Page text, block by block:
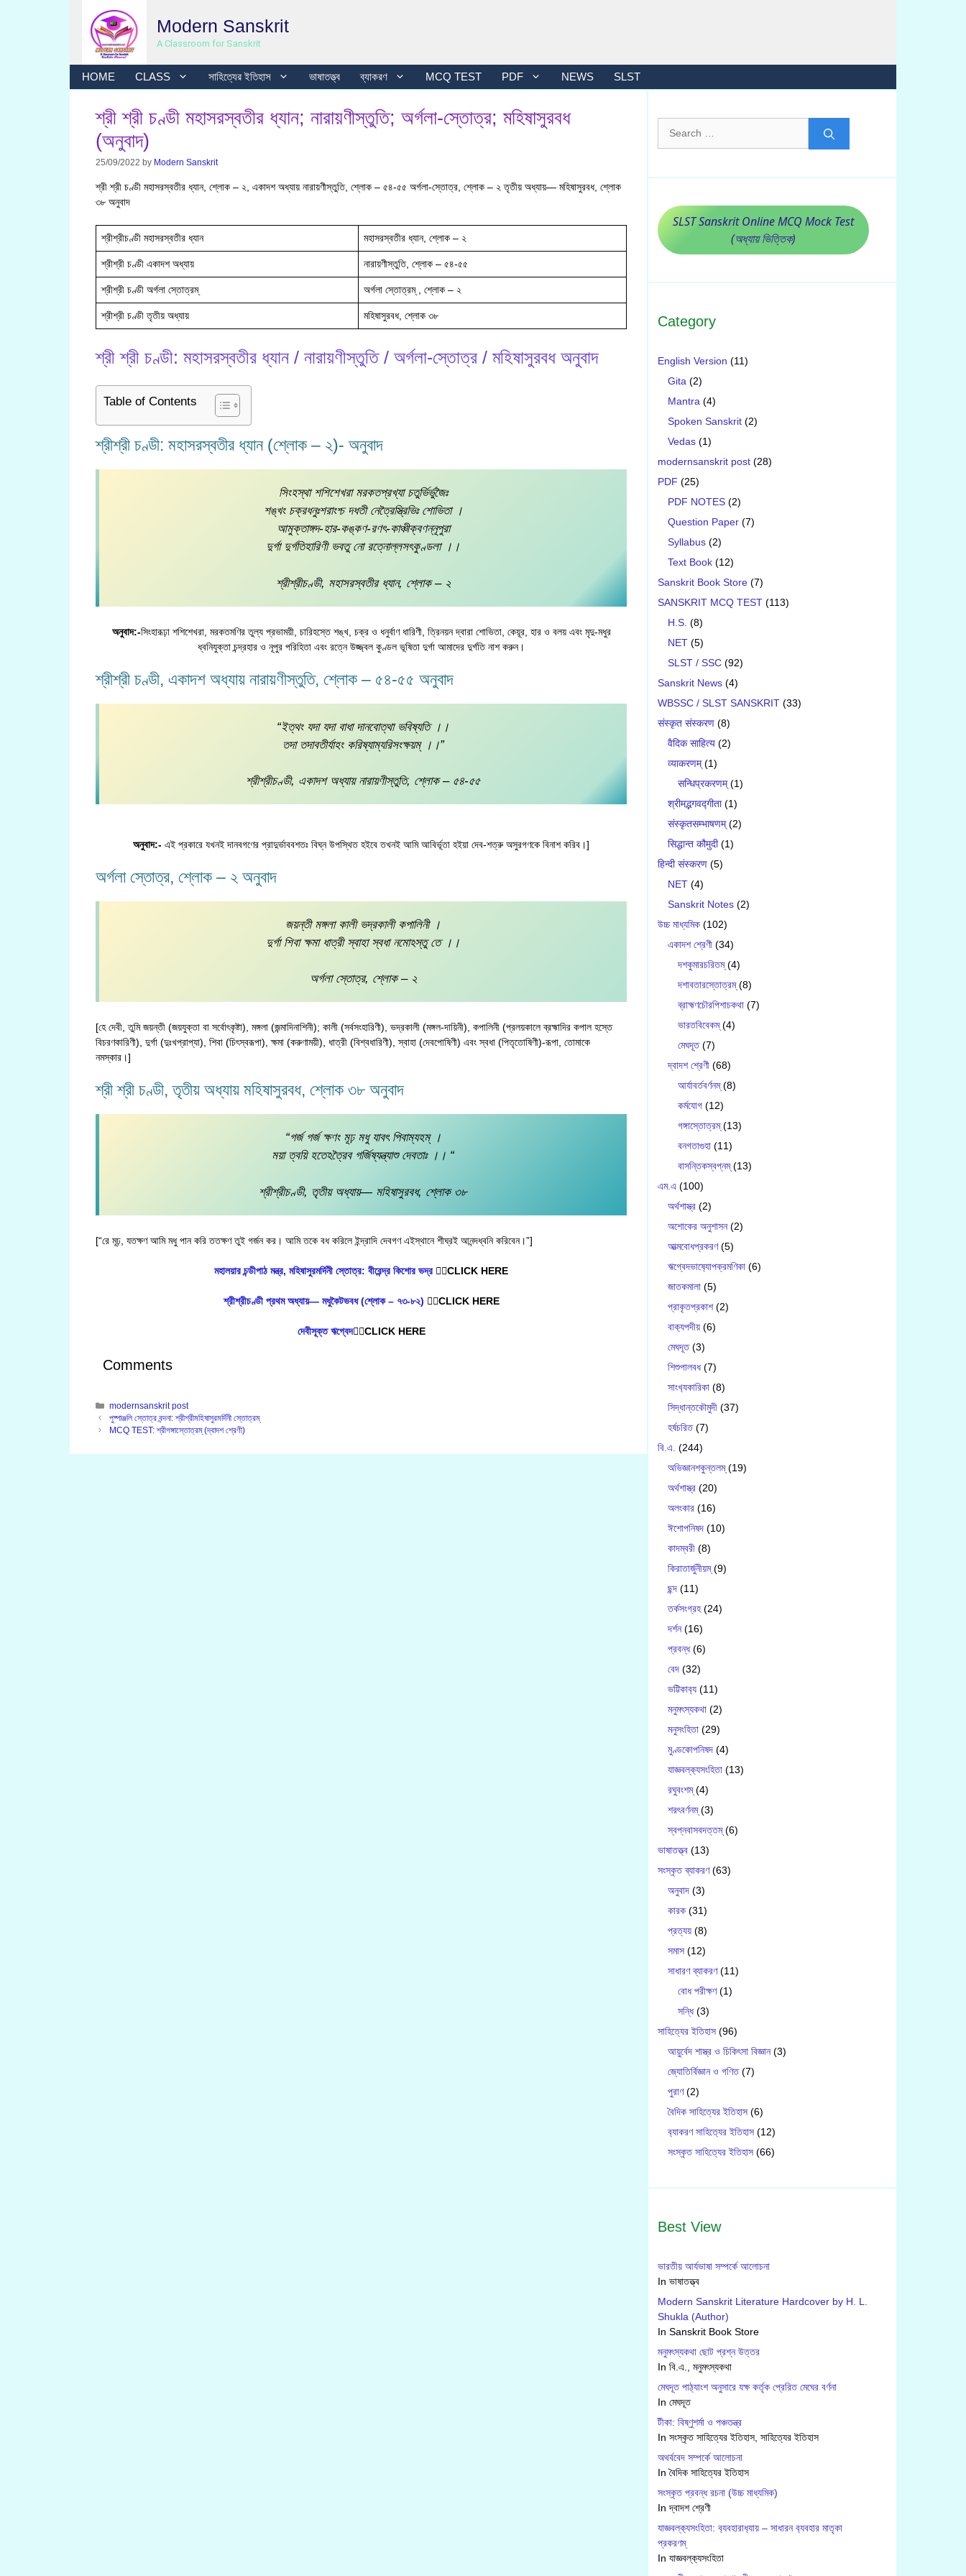
Modern Sanskrit
A Classroom for Sanskrit
HOME CLASS সাহিত্যের ইতিহাস ভাষাতত্ত্ব ব্যাকরণ MCQ TEST PDF NEWS SLST
শ্রী শ্রী চণ্ডী মহাসরস্বতীর ধ্যান; নারায়ণীস্তুতি; অর্গলা-স্তোত্র; মহিষাসুরবধ
(অনুবাদ)
25/09/2022 by Modern Sanskrit
শ্রী শ্রী চণ্ডী মহাসরস্বতীর ধ্যান, শ্লোক – ২, একাদশ অধ্যায় নারায়ণীস্তুতি, শ্লোক – ৫৪-৫৫ অর্গলা-স্তোত্র, শ্লোক – ২ তৃতীয় অধ্যায়— মহিষাসুরবধ, শ্লোক
৩৮ অনুবাদ
শ্রীশ্রীচণ্ডী মহাসরস্বতীর ধ্যান মহাসরস্বতীর ধ্যান, শ্লোক – ২
শ্রীশ্রী চণ্ডী একাদশ অধ্যায় নারায়ণীস্তুতি, শ্লোক – ৫৪-৫৫
শ্রীশ্রী চণ্ডী অর্গলা স্তোত্রম্ অর্গলা স্তোত্রম্ , শ্লোক – ২
শ্রীশ্রী চণ্ডী তৃতীয় অধ্যায় মহিষাসুরবধ, শ্লোক ৩৮
শ্রী শ্রী চণ্ডী: মহাসরস্বতীর ধ্যান / নারায়ণীস্তুতি / অর্গলা-স্তোত্র / মহিষাসুরবধ অনুবাদ
Table of Contents
শ্রীশ্রী চণ্ডী: মহাসরস্বতীর ধ্যান (শ্লোক – ২)- অনুবাদ
সিংহস্থা শশিশেখরা মরকতপ্রখ্যা চতুর্ভির্ভুজৈঃ
শঙ্খং চক্রধনুঃশরাংশ্চ দধতী নেত্রৈস্ত্রিভিঃ শোভিতা ।
আমুক্তাঙ্গদ-হার-কঙ্কণ-রণৎ-কাঞ্চীক্বণন্নূপুরা
দুর্গা দুর্গতিহারিণী ভবতু নো রত্নোল্লসৎকুণ্ডলা ।।
শ্রীশ্রীচণ্ডী, মহাসরস্বতীর ধ্যান, শ্লোক – ২
অনুবাদ:-সিংহারূঢ়া শশিশেখরা, মরকতমণির তুল্য প্রভাময়ী, চারিহস্তে শঙ্খ, চক্র ও ধনুর্বাণ ধারিণী, ত্রিনয়ন দ্বারা শোভিতা, কেয়ূর, হার ও বলয় এবং মৃদু-মধুর
ধ্বনিযুক্তা চন্দ্রহার ও নূপুর পরিহিতা এবং রত্নে উজ্জ্বল কুণ্ডল ভূষিতা দুর্গা আমাদের দুর্গতি নাশ করুন।
শ্রীশ্রী চণ্ডী, একাদশ অধ্যায় নারায়ণীস্তুতি, শ্লোক – ৫৪-৫৫ অনুবাদ
“ইত্থং যদা যদা বাধা দানবোত্থা ভবিষ্যতি ।।
তদা তদাবতীর্যাহং করিষ্যাম্যরিসংক্ষয়ম্‌ ।।”
শ্রীশ্রীচণ্ডী, একাদশ অধ্যায় নারায়ণীস্তুতি, শ্লোক – ৫৪-৫৫
অনুবাদ:- এই প্রকারে যখনই দানবগণের প্রাদুর্ভাববশতঃ বিঘ্ন উপস্থিত হইবে তখনই আমি আবির্ভূতা হইয়া দেব-শত্রু অসুরগণকে বিনাশ করিব।]
অর্গলা স্তোত্র, শ্লোক – ২ অনুবাদ
জয়ন্তী মঙ্গলা কালী ভদ্রকালী কপালিনী ।
দুর্গা শিবা ক্ষমা ধাত্রী স্বাহা স্বধা নমোঽস্তু তে ।।
অর্গলা স্তোত্র, শ্লোক – ২
[হে দেবী, তুমি জয়ন্তী (জয়যুক্তা বা সর্বোৎকৃষ্টা), মঙ্গলা (জন্মাদিনাশিনী); কালী (সর্বসংহারিণী), ভদ্রকালী (মঙ্গল-দায়িনী), কপালিনী (প্রলয়কালে ব্রহ্মাদির কপাল হস্তে
বিচরণকারিণী), দুর্গা (দুঃখপ্রাপ্যা), শিবা (চিৎস্বরূপা), ক্ষমা (করুণাময়ী), ধাত্রী (বিশ্বধারিণী), স্বাহা (দেবপোষিণী) এবং স্বধা (পিতৃতোষিণী)-রূপা, তোমাকে
নমস্কার।]
শ্রী শ্রী চণ্ডী, তৃতীয় অধ্যায় মহিষাসুরবধ, শ্লোক ৩৮ অনুবাদ
“গর্জ গর্জ ক্ষণং মূঢ় মধু যাবৎ পিবাম্যহম্‌ ।
ময়া ত্বয়ি হতেঽত্রৈব গর্জিষ্যন্ত্যাশু দেবতাঃ ।। “
শ্রীশ্রীচণ্ডী, তৃতীয় অধ্যায়— মহিষাসুরবধ, শ্লোক ৩৮
[“রে মূঢ়, যতক্ষণ আমি মধু পান করি ততক্ষণ তুই গর্জন কর। আমি তকে বধ করিলে ইন্দ্রাদি দেবগণ এইস্থানে শীঘ্রই আনন্দধ্বনি করিবেন।”]
মহালয়ার চন্ডীপাঠ মন্ত্র, মহিষাসুরমর্দিনী স্তোত্র: বীরেন্দ্র কিশোর ভদ্র 👈🏿CLICK HERE
শ্রীশ্রীচণ্ডী প্রথম অধ্যায়— মধুকৈটভবধ (শ্লোক – ৭৩-৮২) 👈🏿CLICK HERE
দেবীসূক্ত ঋগ্বেদ👈🏿CLICK HERE
Comments
Categories
modernsanskrit post
পুষ্পাঞ্জলি স্তোত্র বন্দনা: শ্রীশ্রীমহিষাসুরমর্দিনী স্তোত্রম্‌
MCQ TEST: শ্রীগঙ্গাস্তোত্রম্ (দ্বাদশ শ্রেণী)
for:
SLST Sanskrit Online MCQ Mock Test
(অধ্যায় ভিত্তিক)
Category
English Version (11)
Gita (2)
Mantra (4)
Spoken Sanskrit (2)
Vedas (1)
modernsanskrit post (28)
PDF (25)
PDF NOTES (2)
Question Paper (7)
Syllabus (2)
Text Book (12)
Sanskrit Book Store (7)
SANSKRIT MCQ TEST (113)
H.S. (8)
NET (5)
SLST / SSC (92)
Sanskrit News (4)
WBSSC / SLST SANSKRIT (33)
संस्कृत संस्करण (8)
वैदिक साहित्य (2)
व्याकरणम्(1)
सन्धिप्रकरणम्(1)
श्रीमद्भगवद्गीता(1)
संस्कृतसम्भाषणम्(2)
सिद्धान्त कौमुदी(1)
हिन्दी संस्करण (5)
NET (4)
Sanskrit Notes (2)
উচ্চ মাধ্যমিক (102)
একাদশ শ্রেণী (34)
দশকুমারচরিতম্(4)
দশাবতারস্তোত্রম্(8)
ব্রাহ্মণচৌরপিশাচকথা (7)
ভারতবিবেকম্(4)
মেঘদূত(7)
দ্বাদশ শ্রেণী (68)
আর্যাবর্তবর্ণনম্(8)
কর্মযোগ (12)
গঙ্গাস্তোত্রম্(13)
বনগতাগুহা (11)
বাসন্তিকস্বপ্নম্(13)
এম.এ (100)
অর্থশাস্ত্র (2)
অশোকের অনুশাসন(2)
আত্মবোধপ্রকরণ(5)
ঋগ্বেদভাষ‍্যোপক্রমণিকা (6)
জাতকমালা (5)
প্রাকৃতপ্রকাশ(2)
বাক‍্যপদীয় (6)
মেঘদূত(3)
শিশুপালবধ(7)
সাংখ‍্যকারিকা (8)
সিদ্ধান্তকৌমুদী (37)
হর্ষচরিত(7)
বি.এ. (244)
অভিজ্ঞানশকুন্তলম্(19)
অর্থশাস্ত্র (20)
অলংকার (16)
ঈশোপনিষদ (10)
কাদম্বরী (8)
কিরাতার্জুনীয়ম্(9)
ছন্দ (11)
তর্কসংগ্রহ(24)
দর্শন(16)
প্রবন্ধ(6)
বেদ (32)
ভট্টিকাব‍্য (11)
মনুমৎস্যকথা (2)
মনুসংহিতা (29)
মুণ্ডকোপনিষদ (4)
যাজ্ঞবল্ক‍্যসংহিতা (13)
রঘুবংশম্(4)
শরৎবর্ণনম্(3)
স্বপ্নবাসবদত্তম্(6)
ভাষাতত্ত্ব (13)
সংস্কৃত ব্যাকরণ(63)
অনুবাদ (3)
কারক (31)
প্রত্যয় (8)
সমাস (12)
সাধারণ ব্যাকরণ(11)
বোধ পরীক্ষণ(1)
সন্ধি(3)
সাহিত্যের ইতিহাস (96)
আয়ুর্বেদ শাস্ত্র ও চিকিৎসা বিজ্ঞান(3)
জ্যোতির্বিজ্ঞান ও গণিত(7)
পুরাণ(2)
বৈদিক সাহিত্যের ইতিহাস (6)
ব‍্যাকরণ সাহিত‍্যের ইতিহাস (12)
সংস্কৃত সাহিত্যের ইতিহাস (66)
Best View
ভারতীয় আর্যভাষা সম্পর্কে আলোচনা
In ভাষাতত্ত্ব
Modern Sanskrit Literature Hardcover by H. L.
Shukla (Author)
In Sanskrit Book Store
মনুমৎস্যকথা ছোট প্রশ্ন উত্তর
In বি.এ., মনুমৎস্যকথা
মেঘদূত পাঠ্যাংশ অনুসারে যক্ষ কর্তৃক প্রেরিত মেঘের বর্ণনা
In মেঘদূত
টীকা: বিষ্ণুশর্মা ও পঞ্চতন্ত্র
In সংস্কৃত সাহিত্যের ইতিহাস, সাহিত্যের ইতিহাস
অথর্ববেদ সম্পর্কে আলোচনা
In বৈদিক সাহিত্যের ইতিহাস
সংস্কৃত প্রবন্ধ রচনা (উচ্চ মাধ্যমিক)
In দ্বাদশ শ্রেণী
যাজ্ঞবল্ক‍্যসংহিতা: ব‍্যবহারাধ‍্যায় – সাধারন ব‍্যবহার মাতৃকা
প্রকরণম্
In যাজ্ঞবল্ক‍্যসংহিতা